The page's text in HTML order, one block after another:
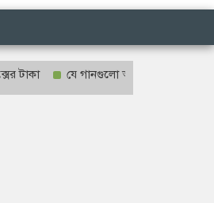
যে গানগুলো আজও ফিরিয়ে নেয় এন্ড্রু